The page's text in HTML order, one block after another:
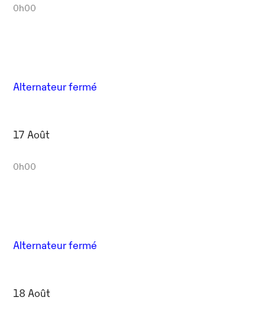
0h00
Alternateur fermé
17 Août
0h00
Alternateur fermé
18 Août